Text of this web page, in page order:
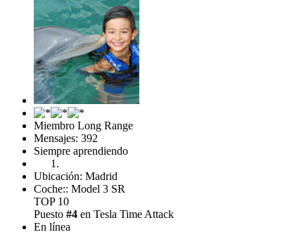
Miembro Long Range
Mensajes: 392
Siempre aprendiendo
Ubicación: Madrid
Coche:: Model 3 SR
TOP 10
Puesto #4 en Tesla Time Attack
En línea